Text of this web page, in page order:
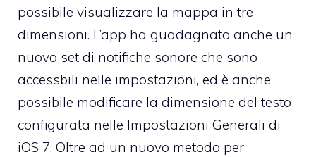
possibile visualizzare la mappa in tre
dimensioni. L’app ha guadagnato anche un
nuovo set di notifiche sonore che sono
accessbili nelle impostazioni, ed è anche
possibile modificare la dimensione del testo
configurata nelle Impostazioni Generali di
iOS 7. Oltre ad un nuovo metodo per